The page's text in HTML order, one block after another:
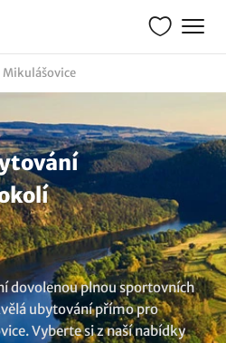
Mikulášovice
dovolenou plnou sportovních
ubytování přímo pro
Vyberte si z naší nabídky